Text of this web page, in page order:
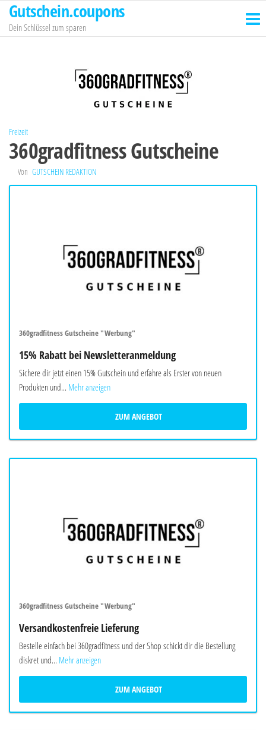
Zum
Inhalt
springen
Gutschein.coupons
Dein Schlüssel zum sparen
Freizeit
360gradfitness Gutscheine
Von GUTSCHEIN REDAKTION
360gradfitness Gutscheine "Werbung"
15% Rabatt bei Newsletteranmeldung
Sichere dir jetzt einen 15% Gutschein und erfahre als Erster von neuen
Produkten und... Mehr anzeigen
ZUM ANGEBOT
360gradfitness Gutscheine "Werbung"
Versandkostenfreie Lieferung
Bestelle einfach bei 360gradfitness und der Shop schickt dir die Bestellung
diskret und... Mehr anzeigen
ZUM ANGEBOT